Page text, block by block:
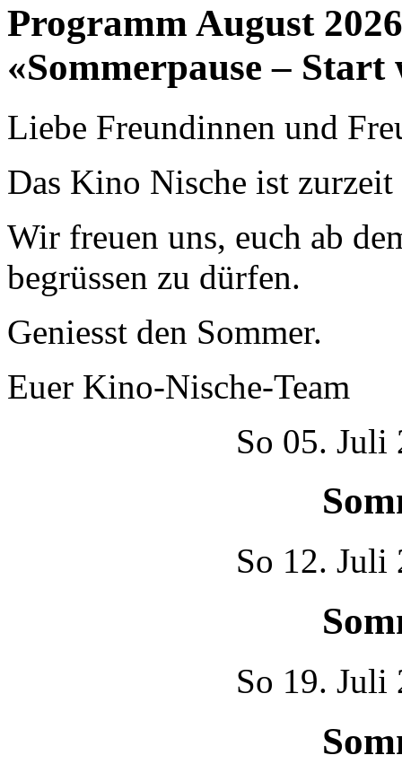
Programm August 2026
«Sommerpause – Start
Liebe Freundinnen und
Das Kino Nische ist zurzeit
Wir freuen uns, euch ab
begrüssen zu dürfen.
Geniesst den Sommer.
Euer Kino-Nische-Team
So 05. Juli
So 12. Juli
So 19. Juli